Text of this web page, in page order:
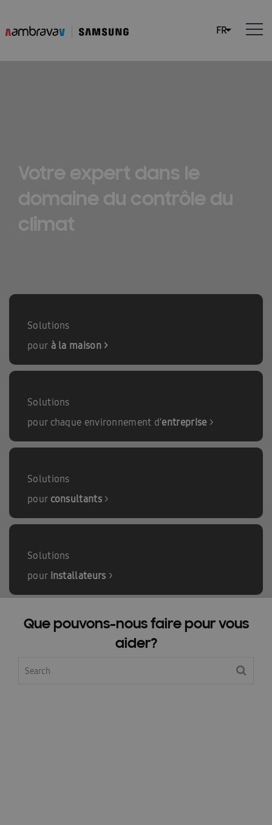
Votre expert dans le
domaine du contrôle du
climat
Solutions
pour à la maison >
Solutions
pour chaque environnement d’entreprise >
Solutions
pour consultants>
Solutions
pour installateurs >
Que pouvons-nous faire pour vous
aider?